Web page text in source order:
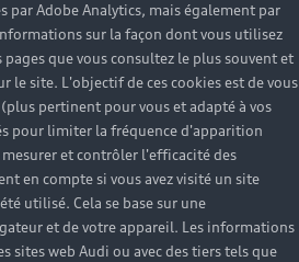
par Adobe Analytics, mais également par
sur la façon dont vous utilisez
que vous consultez le plus souvent et
le site. L'objectif de ces cookies est de vous
pertinent pour vous et adapté à vos
pour limiter la fréquence d'apparition
et contrôler l'efficacité des
en compte si vous avez visité un site
utilisé. Cela se base sur une
et de votre appareil. Les informations
sites web Audi ou avec des tiers tels que